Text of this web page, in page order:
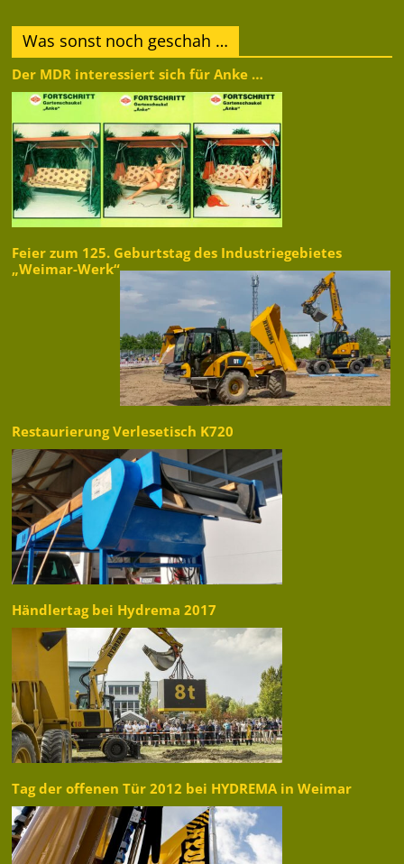
Was sonst noch geschah …
Der MDR interessiert sich für Anke …
Feier zum 125. Geburtstag des Industriegebietes
„Weimar-Werk“
Restaurierung Verlesetisch K720
Händlertag bei Hydrema 2017
Tag der offenen Tür 2012 bei HYDREMA in Weimar